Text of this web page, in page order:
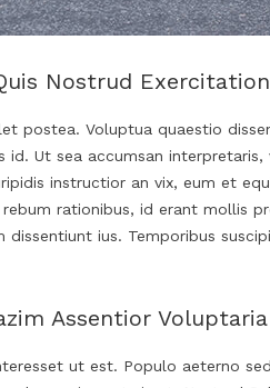
Nostrud Exercitation
postea. Voluptua quaestio
id. Ut sea accumsan
instructior an vix, eum et
rationibus, id erant mollis
ius. Temporibus
Assentior Voluptaria
ut est. Populo aeterno